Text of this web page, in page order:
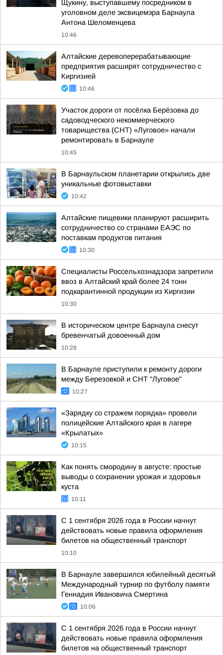
Щукину, выступавшему посредником в
уголовном деле эксвицемэра Барнаула
Антона Шеломенцева
10:46
Алтайские деревоперерабатывающие
предприятия расширят сотрудничество с
Киргизией
10:46
Участок дороги от посёлка Берёзовка до
садоводческого некоммерческого
товарищества (СНТ) «Луговое» начали
ремонтировать в Барнауле
10:45
В Барнаульском планетарии открылись две
уникальные фотовыставки
10:42
Алтайские пищевики планируют расширить
сотрудничество со странами ЕАЭС по
поставкам продуктов питания
10:30
Специалисты Россельхознадзора запретили
ввоз в Алтайский край более 24 тонн
подкарантинной продукции из Киргизии
10:30
В историческом центре Барнаула снесут
бревенчатый довоенный дом
10:28
В Барнауле приступили к ремонту дороги
между Березовкой и СНТ "Луговое"
10:27
«Зарядку со стражем порядка» провели
полицейские Алтайского края в лагере
«Крылатых»
10:15
Как понять смородину в августе: простые
выводы о сохранении урожая и здоровья
куста
10:11
С 1 сентября 2026 года в России начнут
действовать новые правила оформления
билетов на общественный транспорт
10:10
В Барнауле завершился юбилейный десятый
Международный турнир по футболу памяти
Геннадия Ивановича Смертина
10:06
С 1 сентября 2026 года в России начнут
действовать новые правила оформления
билетов на общественный транспорт